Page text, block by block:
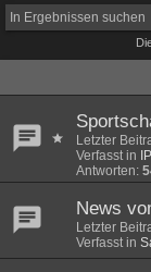
Letzter
Verfasst in
Antworten:
News
Letzter
Verfasst in